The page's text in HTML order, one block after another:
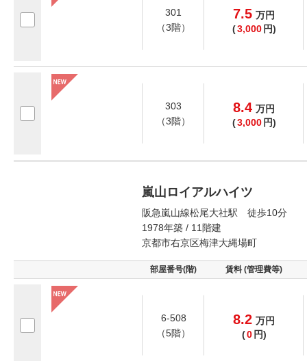
301
（3階）
7.5 万円
(3,000 円)
303
（3階）
8.4 万円
(3,000 円)
嵐山ロイアルハイツ
阪急嵐山線松尾大社駅 徒歩10分
1978年築 / 11階建
京都市右京区梅津大縄場町
部屋番号(階) 賃料 (管理費等)
6-508
（5階）
8.2 万円
(0 円)